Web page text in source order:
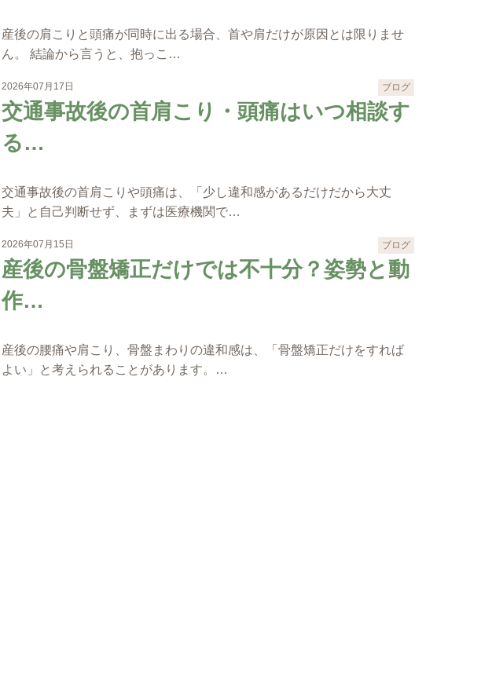
産後の肩こりと頭痛が同時に出る場合、首や肩だけが原因とは限りませ
ん。 結論から言うと、抱っこ…
2026年07月17日 ブログ
交通事故後の首肩こり・頭痛はいつ相談す
る…
交通事故後の首肩こりや頭痛は、「少し違和感があるだけだから大丈
夫」と自己判断せず、まずは医療機関で…
2026年07月15日 ブログ
産後の骨盤矯正だけでは不十分？姿勢と動
作…
産後の腰痛や肩こり、骨盤まわりの違和感は、「骨盤矯正だけをすれば
よい」と考えられることがあります。…